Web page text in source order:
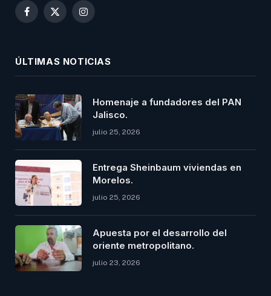
Facebook
X
Instagram
ÚLTIMAS NOTICIAS
Homenaje a fundadores del PAN
Jalisco.
julio 25, 2026
Entrega Sheinbaum viviendas en
Morelos.
julio 25, 2026
Apuesta por el desarrollo del
oriente metropolitano.
julio 23, 2026